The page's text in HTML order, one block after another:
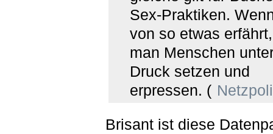
Sex-Praktiken.
von so etwas
man Menschen
Druck setzen und
erpressen. (
Brisant ist diese